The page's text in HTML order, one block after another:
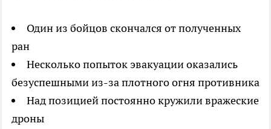
Один из бойцов скончался от полученных
ран
Несколько попыток эвакуации оказались
безуспешными из-за плотного огня противника
Над позицией постоянно кружили вражеские
дроны